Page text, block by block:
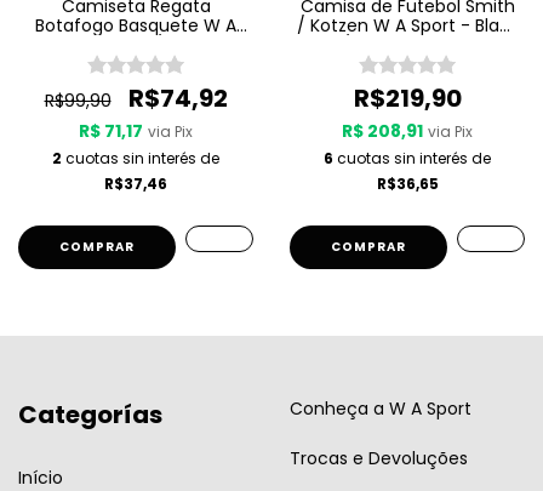
Camiseta Regata
Botafogo Basquete W A
R$99,90 R$74,92
R$ 71,17 via Pix
2 cuotas sin interés de
R$37,46
COMPRAR
Camisa de Futebol Smith
/ Kotzen W A Sport - Black
R$219,90
R$ 208,91 via Pix
6 cuotas sin interés de
R$36,65
COMPRAR
Categorías
Início
Conheça a W A Sport
Trocas e Devoluções